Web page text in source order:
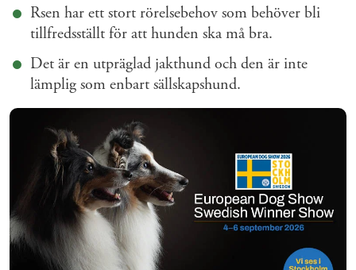
Rsen har ett stort rörelsebehov som behöver bli
tillfredsställt för att hunden ska må bra.
Det är en utpräglad jakthund och den är inte
lämplig som enbart sällskapshund.